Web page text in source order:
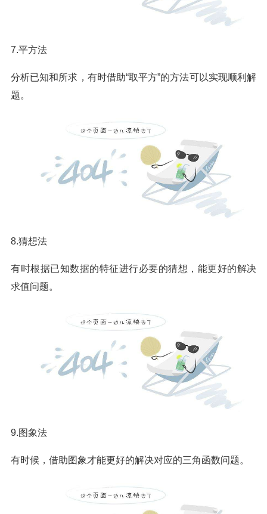
7.平方法
分析已知和所求，有时借助“取平方”的方法可以实现顺利解
题。
8.猜想法
有时根据已知数据的特征进行必要的猜想，能更好的解决
求值问题。
9.图象法
有时候，借助图象才能更好的解决对应的三角函数问题。